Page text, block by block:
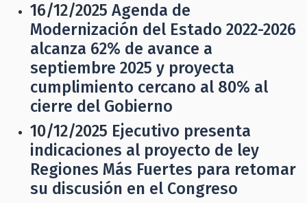
16/12/2025 Agenda de
Modernización del Estado 2022-2026
alcanza 62% de avance a
septiembre 2025 y proyecta
cumplimiento cercano al 80% al
cierre del Gobierno
10/12/2025 Ejecutivo presenta
indicaciones al proyecto de ley
Regiones Más Fuertes para retomar
su discusión en el Congreso